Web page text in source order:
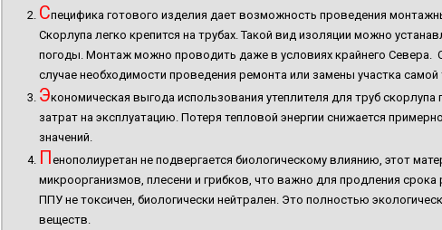
Специфика готового изделия дает возможность проведения
Скорлупа легко крепится на трубах. Такой вид изоляции можно
погоды. Монтаж можно проводить даже в условиях крайнего Севера.
случае необходимости проведения ремонта или замены участка самой
Экономическая выгода использования утеплителя для труб
затрат на эксплуатацию. Потеря тепловой энергии снижается
значений.
Пенополиуретан не подвергается биологическому влиянию, этот
микроорганизмов, плесени и грибков, что важно для продления
ППУ не токсичен, биологически нейтрален. Это полностью
веществ.